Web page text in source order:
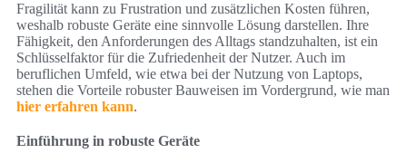
Fragilität kann zu Frustration und zusätzlichen Kosten führen,
weshalb robuste Geräte eine sinnvolle Lösung darstellen. Ihre
Fähigkeit, den Anforderungen des Alltags standzuhalten, ist ein
Schlüsselfaktor für die Zufriedenheit der Nutzer. Auch im
beruflichen Umfeld, wie etwa bei der Nutzung von Laptops,
stehen die Vorteile robuster Bauweisen im Vordergrund, wie man
hier erfahren kann.
Einführung in robuste Geräte